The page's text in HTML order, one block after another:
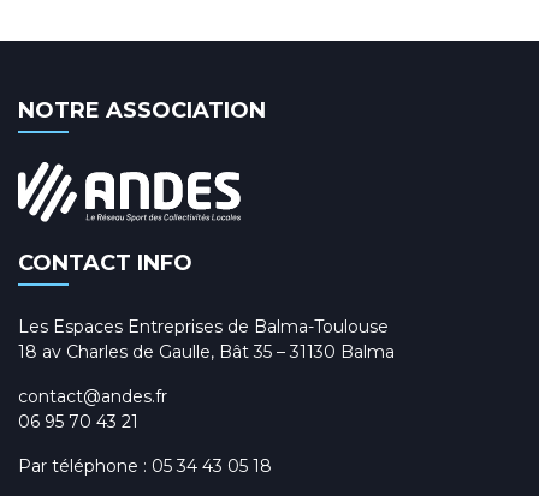
NOTRE ASSOCIATION
CONTACT INFO
Les Espaces Entreprises de Balma-Toulouse
18 av Charles de Gaulle, Bât 35 – 31130 Balma
contact@andes.fr
06 95 70 43 21
Par téléphone : 05 34 43 05 18